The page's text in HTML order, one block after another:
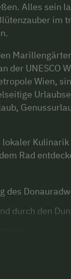
Alles sein
im
der UNESCO
Wien,
Rad
des
durch den